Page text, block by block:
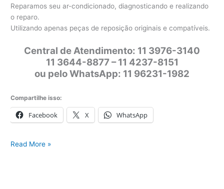
Reparamos seu ar-condicionado, diagnosticando e realizando
o reparo.
Utilizando apenas peças de reposição originais e compatíveis.
Central de Atendimento: 11 3976-3140
11 3644-8877 – 11 4237-8151
ou pelo WhatsApp: 11 96231-1982
Compartilhe isso:
Facebook X WhatsApp
Conserto
Read More »